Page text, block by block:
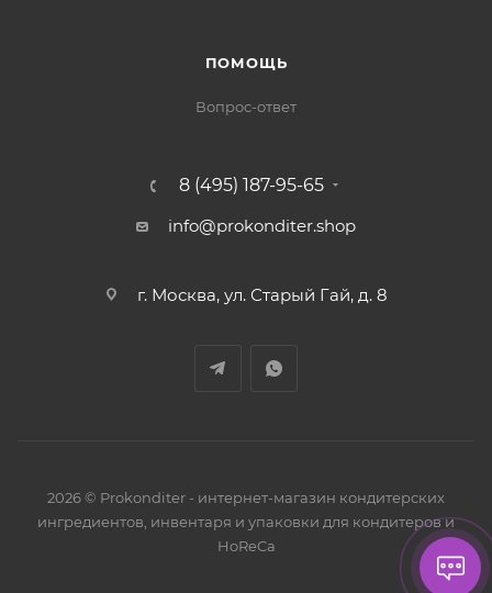
ПОМОЩЬ
Вопрос-ответ
8 (495) 187-95-65
info@prokonditer.shop
г. Москва, ул. Старый Гай, д. 8
2026 © Prokonditer - интернет-магазин кондитерских
ингредиентов, инвентаря и упаковки для кондитеров и
HoReCa